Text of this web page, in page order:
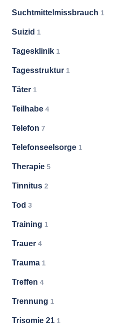
Suchtmittelmissbrauch 1
Suizid 1
Tagesklinik 1
Tagesstruktur 1
Täter 1
Teilhabe 4
Telefon 7
Telefonseelsorge 1
Therapie 5
Tinnitus 2
Tod 3
Training 1
Trauer 4
Trauma 1
Treffen 4
Trennung 1
Trisomie 21 1